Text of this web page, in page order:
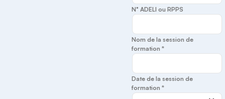
N° ADELI ou RPPS
Nom de la session de
formation *
Date de la session de
formation *